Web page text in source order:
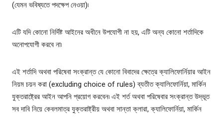
(যেমন ভবিষ্যতে পদক্ষেপ নেওয়া)৷
এটি যদি কোনো নির্দিষ্ট আইনের অধীনে উপযোগী না হয়, এটি অন্য কোনো শর্তাদিকে
অনোপযোগী করবে না৷
এই শর্তাদি অথবা পরিষেবা সংক্রান্ত যে কোনো বিবাদের ক্ষেত্রে ক্যালিফোর্নিয়ার আইন
নিয়ম চয়ন করা (excluding choice of rules) ব্যতীত ক্যালিফোর্নিয়া, মার্কিন
যুক্তরাষ্ট্রের আইন আপনি প্রয়োগ করবেন৷ এই শর্ত অথবা পরিষেবার সংক্রান্ত উদ্ভূত
সব দাবি নিয়ে কেবলমাত্র যুক্তরাষ্ট্রীয় অথবা সান্তা ক্লারা, ক্যালিফোর্নিয়া, মার্কিন